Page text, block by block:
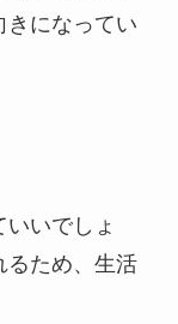
きになってい
いでしょ
るため、生活